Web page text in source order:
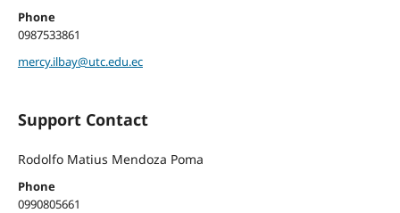
Phone
0987533861
mercy.ilbay@utc.edu.ec
Support Contact
Rodolfo Matius Mendoza Poma
Phone
0990805661